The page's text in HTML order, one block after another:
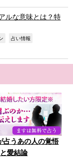
ルな意味とは？特
占い情報
占うあの人の覚悟
と愛結論